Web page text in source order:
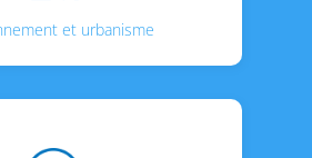
et urbanisme